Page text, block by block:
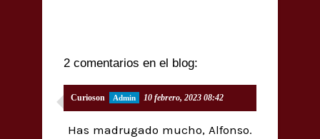
2 comentarios en el blog:
Curioson 10 febrero, 2023 08:42
Has madrugado mucho, Alfonso.